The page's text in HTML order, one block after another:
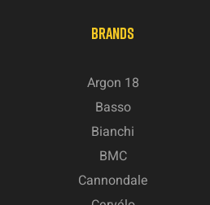
BRANDS
Argon 18
Basso
Bianchi
BMC
Cannondale